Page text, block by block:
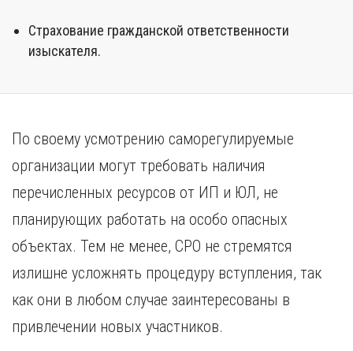
Страхование гражданской ответственности
изыскателя.
По своему усмотрению саморегулируемые
организации могут требовать наличия
перечисленных ресурсов от ИП и ЮЛ, не
планирующих работать на особо опасных
объектах. Тем не менее, СРО не стремятся
излишне усложнять процедуру вступления, так
как они в любом случае заинтересованы в
привлечении новых участников.